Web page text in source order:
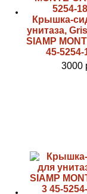
Крышка-
унитаза,
SIAMP
45-5254-
3000